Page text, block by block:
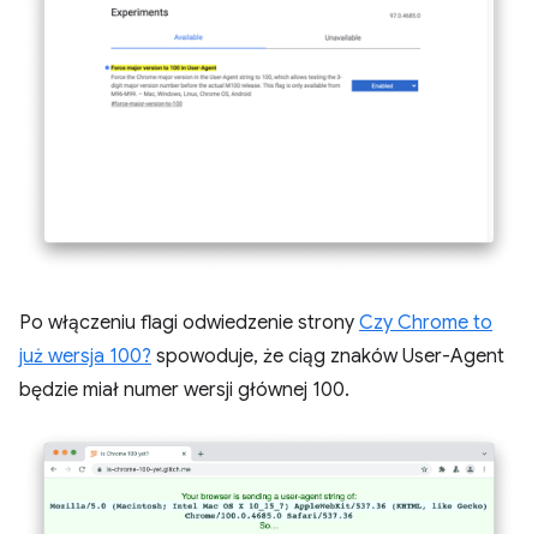
Po włączeniu flagi odwiedzenie strony Czy Chrome to
już wersja 100? spowoduje, że ciąg znaków User-Agent
będzie miał numer wersji głównej 100.